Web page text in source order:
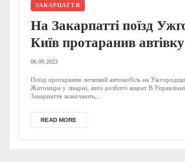
ЗАКАРПАТТЯ
На Закарпатті поїзд
Київ протаранив
відомо? (ФОТО)
06.09.2023
Поїзд протаранив легковий автомобіль на
Житомира у лікарні, авто розбито вщент В
Закарпаття зазначають,...
READ MORE